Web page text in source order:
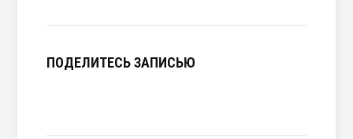
ПОДЕЛИТЕСЬ ЗАПИСЬЮ